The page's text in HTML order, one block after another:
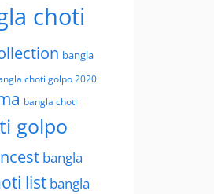
choti
bangla
choti golpo 2020
bangla choti
golpo
bangla
list bangla